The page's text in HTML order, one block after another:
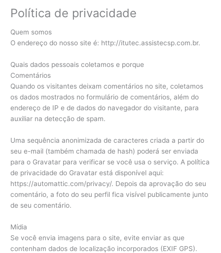
Política de privacidade
Quem somos
O endereço do nosso site é: http://itutec.assistecsp.com.br.
Quais dados pessoais coletamos e porque
Comentários
Quando os visitantes deixam comentários no site, coletamos
os dados mostrados no formulário de comentários, além do
endereço de IP e de dados do navegador do visitante, para
auxiliar na detecção de spam.
Uma sequência anonimizada de caracteres criada a partir do
seu e-mail (também chamada de hash) poderá ser enviada
para o Gravatar para verificar se você usa o serviço. A política
de privacidade do Gravatar está disponível aqui:
https://automattic.com/privacy/. Depois da aprovação do seu
comentário, a foto do seu perfil fica visível publicamente junto
de seu comentário.
Mídia
Se você envia imagens para o site, evite enviar as que
contenham dados de localização incorporados (EXIF GPS).